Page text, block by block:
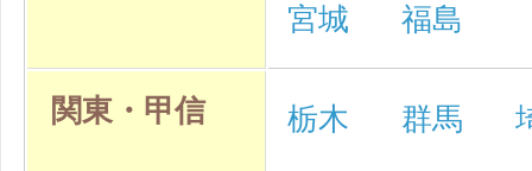
宮城 福島
関東・甲信 栃木 群馬